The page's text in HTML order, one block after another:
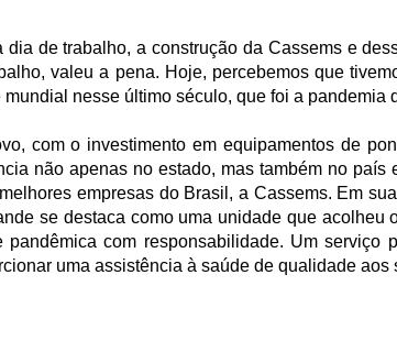
dia de trabalho, a construção da Cassems e
valeu a pena. Hoje, percebemos que
nesse último século, que foi a pandemia
com o investimento em equipamentos de
não apenas no estado, mas também no país
empresas do Brasil, a Cassems. Em
se destaca como uma unidade que acolheu
com responsabilidade. Um serviço
uma assistência à saúde de qualidade aos